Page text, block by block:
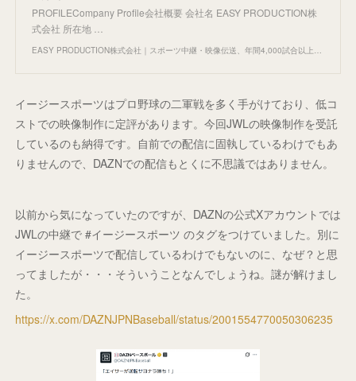
PROFILECompany Profile会社概要 会社名 EASY PRODUCTION株
式会社 所在地 …
EASY PRODUCTION株式会社｜スポーツ中継・映像伝送、年間4,000試合以上の実績
イージースポーツはプロ野球の二軍戦を多く手がけており、低コ
ストでの映像制作に定評があります。今回JWLの映像制作を受託
しているのも納得です。自前での配信に固執しているわけでもあ
りませんので、DAZNでの配信もとくに不思議ではありません。
以前から気になっていたのですが、DAZNの公式Xアカウントでは
JWLの中継で #イージースポーツ のタグをつけていました。別に
イージースポーツで配信しているわけでもないのに、なぜ？と思
ってましたが・・・そういうことなんでしょうね。謎が解けまし
た。
https://x.com/DAZNJPNBaseball/status/2001554770050306235